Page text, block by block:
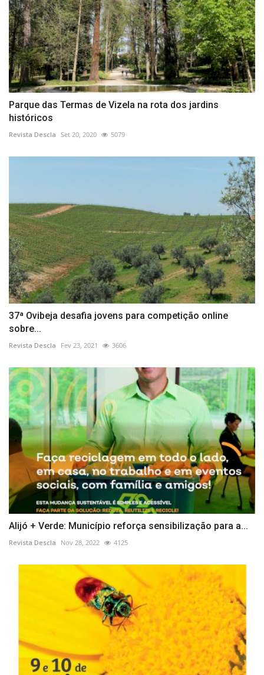
Parque das Termas de Vizela na rota dos jardins
históricos
Revista Descla Set 20, 2020 5079
37ª Ovibeja desafia jovens para competição online
sobre...
Revista Descla Fev 23, 2021 3606
Alijó + Verde: Município reforça sensibilização para a...
Revista Descla Nov 28, 2022 4125